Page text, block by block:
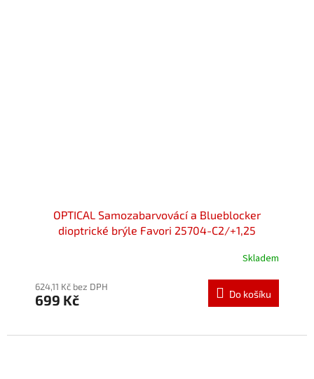
OPTICAL Samozabarvovácí a Blueblocker
dioptrické brýle Favori 25704-C2/+1,25
Skladem
624,11 Kč bez DPH
699 Kč Do košíku